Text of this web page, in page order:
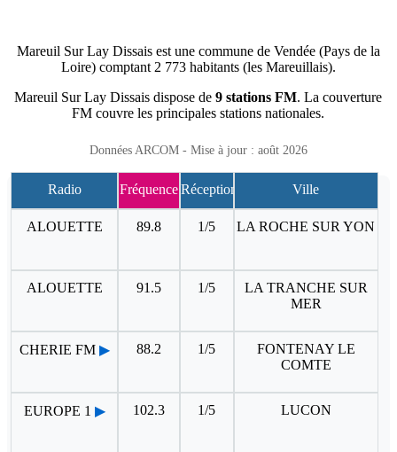
Mareuil Sur Lay Dissais est une commune de Vendée (Pays de la
Loire) comptant 2 773 habitants (les Mareuillais).
Mareuil Sur Lay Dissais dispose de9 stations FM. La couverture
FM couvre les principales stations nationales.
Données ARCOM - Mise à jour : août 2026
Radio FréquenceRéception Ville
ALOUETTE 89.8 1/5 LA ROCHE SUR YON
ALOUETTE 91.5 1/5
LA TRANCHE SUR
MER
CHERIE FM ▶ 88.2 1/5
FONTENAY LE
COMTE
EUROPE 1 ▶ 102.3 1/5 LUCON